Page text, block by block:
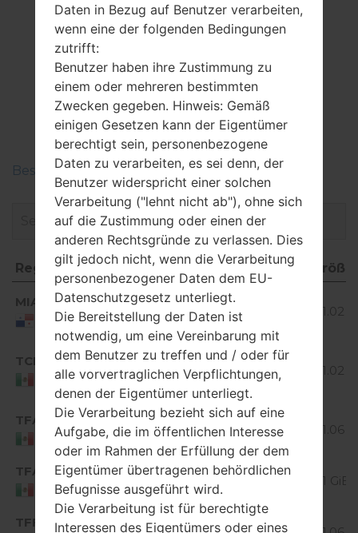
Firmware
LGH420F(LGH420F)
akaLG Spirit Y70
Beschreiben Sie die Regionen der LG-Firmwaren
Region Dateiname OS
Größe
Region
Dateiname
MIA
Panama
H420F10a_01.kdz
Lollipop
1.02
TCL
Mexico
H420F10a_03.kdz
Android
5.0.x
1.02
TFA
Mexico
H420F10c_00_0201.kdz
Android
5.0.x
Lollipop
1.06
TFA
Mexico
H420F10b_00.kdz Unknown 1 GiB
TFF
H420F10c_00_0201.kdz
Android
Daten in Bezug auf Benutzer verarbeiten,
wenn eine der folgenden Bedingungen
zutrifft:
Benutzer haben ihre Zustimmung zu
einem oder mehreren bestimmten
Zwecken gegeben. Hinweis: Gemäß
einigen Gesetzen kann der Eigentümer
berechtigt sein, personenbezogene
Daten zu verarbeiten, es sei denn, der
Benutzer widerspricht einer solchen
Verarbeitung ("lehnt nicht ab"), ohne sich
auf die Zustimmung oder einen der
anderen Rechtsgründe zu verlassen. Dies
gilt jedoch nicht, wenn die Verarbeitung
personenbezogener Daten dem EU-
Datenschutzgesetz unterliegt.
Die Bereitstellung der Daten ist
notwendig, um eine Vereinbarung mit
dem Benutzer zu treffen und / oder für
alle vorvertraglichen Verpflichtungen,
denen der Eigentümer unterliegt.
Die Verarbeitung bezieht sich auf eine
Aufgabe, die im öffentlichen Interesse
oder im Rahmen der Erfüllung der dem
Eigentümer übertragenen behördlichen
Befugnisse ausgeführt wird.
Die Verarbeitung ist für berechtigte
Interessen des Eigentümers oder eines